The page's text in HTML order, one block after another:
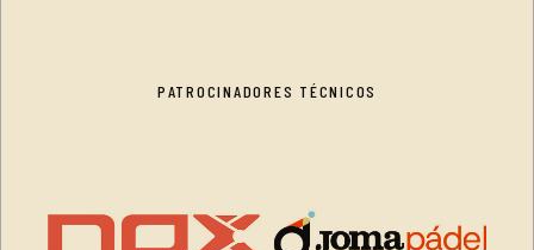
PATROCINADORES TÉCNICOS